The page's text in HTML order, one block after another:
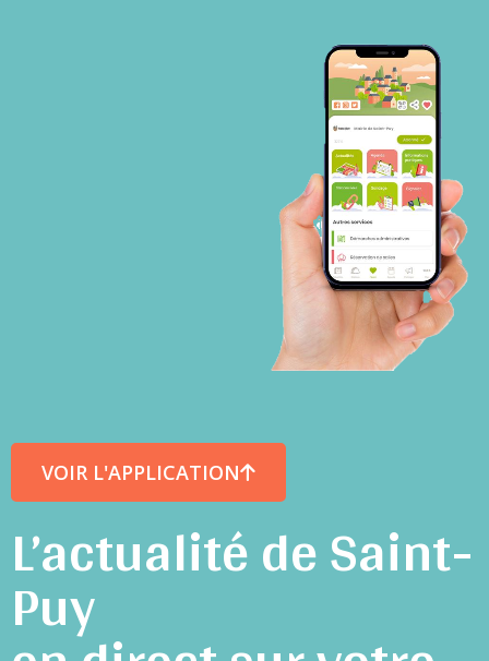
VOIR L'APPLICATION
L’actualité de Saint-
Puy